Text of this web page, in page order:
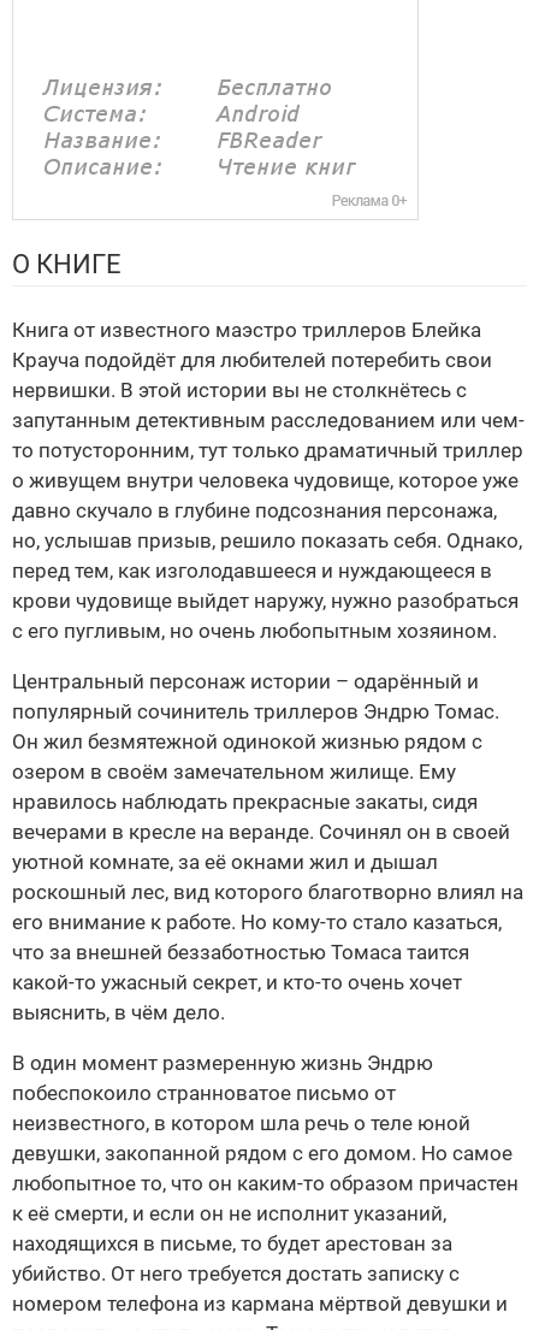
О КНИГЕ
Книга от известного маэстро триллеров Блейка
Крауча подойдёт для любителей потеребить свои
нервишки. В этой истории вы не столкнётесь с
запутанным детективным расследованием или чем-
то потусторонним, тут только драматичный триллер
о живущем внутри человека чудовище, которое уже
давно скучало в глубине подсознания персонажа,
но, услышав призыв, решило показать себя. Однако,
перед тем, как изголодавшееся и нуждающееся в
крови чудовище выйдет наружу, нужно разобраться
с его пугливым, но очень любопытным хозяином.
Центральный персонаж истории – одарённый и
популярный сочинитель триллеров Эндрю Томас.
Он жил безмятежной одинокой жизнью рядом с
озером в своём замечательном жилище. Ему
нравилось наблюдать прекрасные закаты, сидя
вечерами в кресле на веранде. Сочинял он в своей
уютной комнате, за её окнами жил и дышал
роскошный лес, вид которого благотворно влиял на
его внимание к работе. Но кому-то стало казаться,
что за внешней беззаботностью Томаса таится
какой-то ужасный секрет, и кто-то очень хочет
выяснить, в чём дело.
В один момент размеренную жизнь Эндрю
побеспокоило странноватое письмо от
неизвестного, в котором шла речь о теле юной
девушки, закопанной рядом с его домом. Но самое
любопытное то, что он каким-то образом причастен
к её смерти, и если он не исполнит указаний,
находящихся в письме, то будет арестован за
убийство. От него требуется достать записку с
номером телефона из кармана мёртвой девушки и